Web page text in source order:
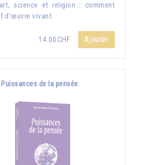
science et religion : comment
d'œuvre vivant.
14.00CHF Ajouter
Puissances de la pensée